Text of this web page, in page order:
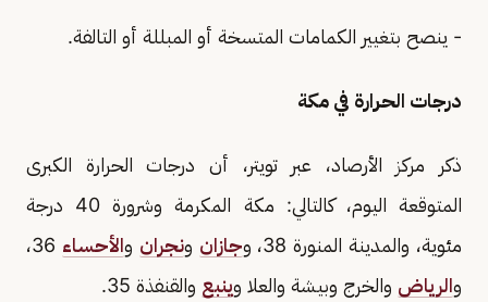
- ينصح بتغيير الكمامات المتسخة أو المبللة أو التالفة.
درجات الحرارة في مكة
ذكر مركز الأرصاد، عبر تويتر، أن درجات الحرارة الكبرى
المتوقعة اليوم، كالتالي: مكة المكرمة وشرورة 40 درجة
مئوية، والمدينة المنورة 38، و
جازان ونجران والأحساء
36،
والرياض والخرج وبيشة والعلا وينبع والقنفذة 35.